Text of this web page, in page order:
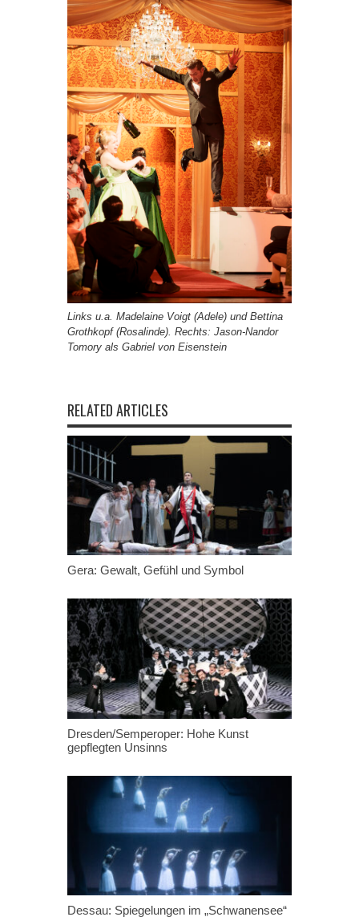
Links u.a. Madelaine Voigt (Adele) und Bettina
Grothkopf (Rosalinde). Rechts: Jason-Nandor
Tomory als Gabriel von Eisenstein
RELATED ARTICLES
Gera: Gewalt, Gefühl und Symbol
Dresden/Semperoper: Hohe Kunst
gepflegten Unsinns
Dessau: Spiegelungen im „Schwanensee“